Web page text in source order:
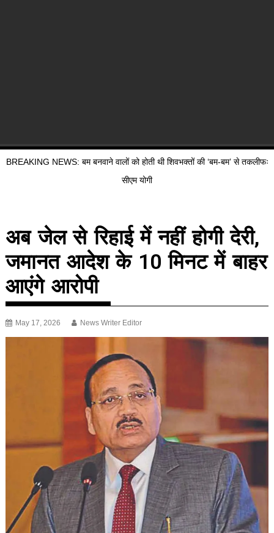
BREAKING NEWS: बम बनवाने वालों को होती थी शिवभक्तों की ‘बम-बम’ से तकलीफः
सीएम योगी
अब जेल से रिहाई में नहीं होगी देरी,
जमानत आदेश के 10 मिनट में बाहर
आएंगे आरोपी
May 17, 2026 News Writer Editor